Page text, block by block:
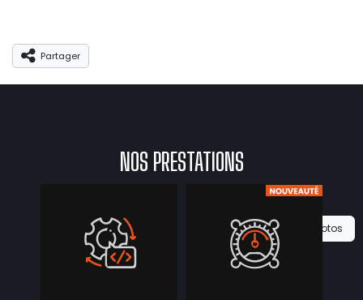
Voir les 0 photos
Partager
Partager
NOS PRESTATIONS